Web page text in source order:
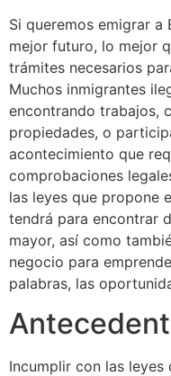
Si queremos emigrar a
mejor futuro, lo mejor
trámites necesarios
Muchos inmigrantes
encontrando trabajos,
propiedades, o
acontecimiento que
comprobaciones
las leyes que propone
tendrá para encontrar
mayor, así como
negocio para
palabras, las
Incumplir con las